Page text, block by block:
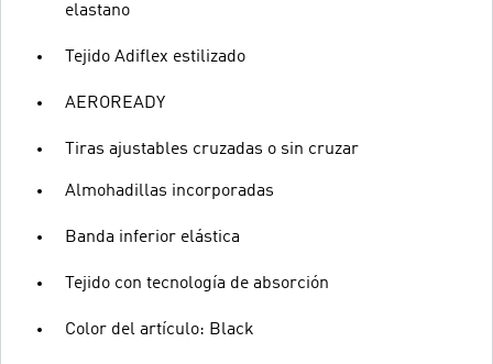
elastano
Tejido Adiflex estilizado
AEROREADY
Tiras ajustables cruzadas o sin cruzar
Almohadillas incorporadas
Banda inferior elástica
Tejido con tecnología de absorción
Color del artículo: Black